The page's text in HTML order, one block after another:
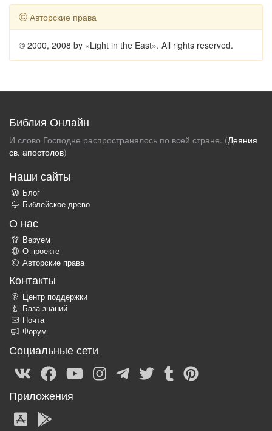
Авторские права
© 2000, 2008 by «Light in the East». All rights reserved.
Библия Онлайн
И слово Господне распространялось по всей стране. (Деяния
св. aпостолов)
Наши сайты
Блог
Библейское древо
О нас
Веруем
О проекте
Авторские права
Контакты
Центр поддержки
База знаний
Почта
Форум
Социальные сети
Приложения